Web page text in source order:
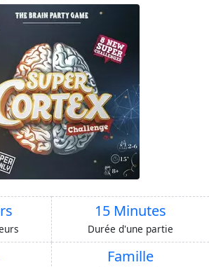
15 Minutes
Durée d'une partie
Famille